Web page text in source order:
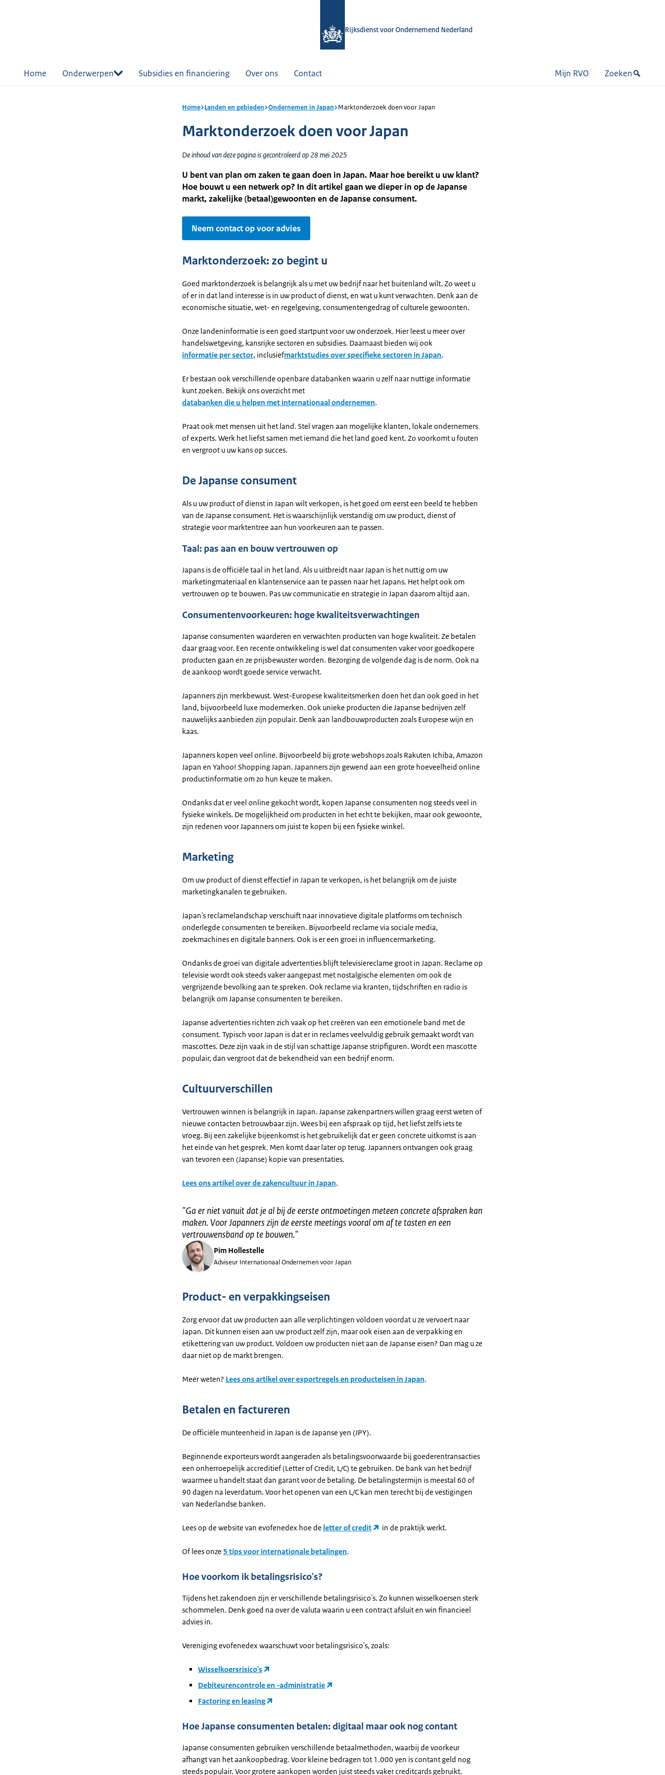
Rijksdienst voor Ondernemend Nederland
Home Onderwerpen Subsidies en financiering Over ons Contact Mijn RVO Zoeken
Home Landen en gebieden Ondernemen in Japan Marktonderzoek doen voor Japan
Marktonderzoek doen voor Japan
De inhoud van deze pagina is gecontroleerd op 28 mei 2025
U bent van plan om zaken te gaan doen in Japan. Maar hoe bereikt u uw klant?
Hoe bouwt u een netwerk op? In dit artikel gaan we dieper in op de Japanse
markt, zakelijke (betaal)gewoonten en de Japanse consument.
Neem contact op voor advies
Marktonderzoek: zo begint u
Goed marktonderzoek is belangrijk als u met uw bedrijf naar het buitenland wilt. Zo weet u
of er in dat land interesse is in uw product of dienst, en wat u kunt verwachten. Denk aan de
economische situatie, wet- en regelgeving, consumentengedrag of culturele gewoonten.
Onze landeninformatie is een goed startpunt voor uw onderzoek. Hier leest u meer over
handelswetgeving, kansrijke sectoren en subsidies. Daarnaast bieden wij ook
informatie per sector, inclusiefmarktstudies over specifieke sectoren in Japan.
Er bestaan ook verschillende openbare databanken waarin u zelf naar nuttige informatie
kunt zoeken. Bekijk ons overzicht met
databanken die u helpen met internationaal ondernemen.
Praat ook met mensen uit het land. Stel vragen aan mogelijke klanten, lokale ondernemers
of experts. Werk het liefst samen met iemand die het land goed kent. Zo voorkomt u fouten
en vergroot u uw kans op succes.
De Japanse consument
Als u uw product of dienst in Japan wilt verkopen, is het goed om eerst een beeld te hebben
van de Japanse consument. Het is waarschijnlijk verstandig om uw product, dienst of
strategie voor marktentree aan hun voorkeuren aan te passen.
Taal: pas aan en bouw vertrouwen op
Japans is de officiële taal in het land. Als u uitbreidt naar Japan is het nuttig om uw
marketingmateriaal en klantenservice aan te passen naar het Japans. Het helpt ook om
vertrouwen op te bouwen. Pas uw communicatie en strategie in Japan daarom altijd aan.
Consumentenvoorkeuren: hoge kwaliteitsverwachtingen
Japanse consumenten waarderen en verwachten producten van hoge kwaliteit. Ze betalen
daar graag voor. Een recente ontwikkeling is wel dat consumenten vaker voor goedkopere
producten gaan en ze prijsbewuster worden. Bezorging de volgende dag is de norm. Ook na
de aankoop wordt goede service verwacht.
Japanners zijn merkbewust. West-Europese kwaliteitsmerken doen het dan ook goed in het
land, bijvoorbeeld luxe modemerken. Ook unieke producten die Japanse bedrijven zelf
nauwelijks aanbieden zijn populair. Denk aan landbouwproducten zoals Europese wijn en
kaas.
Japanners kopen veel online. Bijvoorbeeld bij grote webshops zoals Rakuten Ichiba, Amazon
Japan en Yahoo! Shopping Japan. Japanners zijn gewend aan een grote hoeveelheid online
productinformatie om zo hun keuze te maken.
Ondanks dat er veel online gekocht wordt, kopen Japanse consumenten nog steeds veel in
fysieke winkels. De mogelijkheid om producten in het echt te bekijken, maar ook gewoonte,
zijn redenen voor Japanners om juist te kopen bij een fysieke winkel.
Marketing
Om uw product of dienst effectief in Japan te verkopen, is het belangrijk om de juiste
marketingkanalen te gebruiken.
Japan's reclamelandschap verschuift naar innovatieve digitale platforms om technisch
onderlegde consumenten te bereiken. Bijvoorbeeld reclame via sociale media,
zoekmachines en digitale banners. Ook is er een groei in influencermarketing.
Ondanks de groei van digitale advertenties blijft televisiereclame groot in Japan. Reclame op
televisie wordt ook steeds vaker aangepast met nostalgische elementen om ook de
vergrijzende bevolking aan te spreken. Ook reclame via kranten, tijdschriften en radio is
belangrijk om Japanse consumenten te bereiken.
Japanse advertenties richten zich vaak op het creëren van een emotionele band met de
consument. Typisch voor Japan is dat er in reclames veelvuldig gebruik gemaakt wordt van
mascottes. Deze zijn vaak in de stijl van schattige Japanse stripfiguren. Wordt een mascotte
populair, dan vergroot dat de bekendheid van een bedrijf enorm.
Cultuurverschillen
Vertrouwen winnen is belangrijk in Japan. Japanse zakenpartners willen graag eerst weten of
nieuwe contacten betrouwbaar zijn. Wees bij een afspraak op tijd, het liefst zelfs iets te
vroeg. Bij een zakelijke bijeenkomst is het gebruikelijk dat er geen concrete uitkomst is aan
het einde van het gesprek. Men komt daar later op terug. Japanners ontvangen ook graag
van tevoren een (Japanse) kopie van presentaties.
Lees ons artikel over de zakencultuur in Japan.
"Ga er niet vanuit dat je al bij de eerste ontmoetingen meteen concrete afspraken kan
maken. Voor Japanners zijn de eerste meetings vooral om af te tasten en een
vertrouwensband op te bouwen."
Pim Hollestelle
Adviseur Internationaal Ondernemen voor Japan
Product- en verpakkingseisen
Zorg ervoor dat uw producten aan alle verplichtingen voldoen voordat u ze vervoert naar
Japan. Dit kunnen eisen aan uw product zelf zijn, maar ook eisen aan de verpakking en
etikettering van uw product. Voldoen uw producten niet aan de Japanse eisen? Dan mag u ze
daar niet op de markt brengen.
Meer weten? Lees ons artikel over exportregels en producteisen in Japan.
Betalen en factureren
De officiële munteenheid in Japan is de Japanse yen (JPY).
Beginnende exporteurs wordt aangeraden als betalingsvoorwaarde bij goederentransacties
een onherroepelijk accreditief (Letter of Credit, L/C) te gebruiken. De bank van het bedrijf
waarmee u handelt staat dan garant voor de betaling. De betalingstermijn is meestal 60 of
90 dagen na leverdatum. Voor het openen van een L/C kan men terecht bij de vestigingen
van Nederlandse banken.
Lees op de website van evofenedex hoe de letter of credit in de praktijk werkt.
Of lees onze 5 tips voor internationale betalingen.
Hoe voorkom ik betalingsrisico's?
Tijdens het zakendoen zijn er verschillende betalingsrisico's. Zo kunnen wisselkoersen sterk
schommelen. Denk goed na over de valuta waarin u een contract afsluit en win financieel
advies in.
Vereniging evofenedex waarschuwt voor betalingsrisico's, zoals:
Wisselkoersrisico's
Debiteurencontrole en -administratie
Factoring en leasing
Hoe Japanse consumenten betalen: digitaal maar ook nog contant
Japanse consumenten gebruiken verschillende betaalmethoden, waarbij de voorkeur
afhangt van het aankoopbedrag. Voor kleine bedragen tot 1.000 yen is contant geld nog
steeds populair. Voor grotere aankopen worden juist steeds vaker creditcards gebruikt.